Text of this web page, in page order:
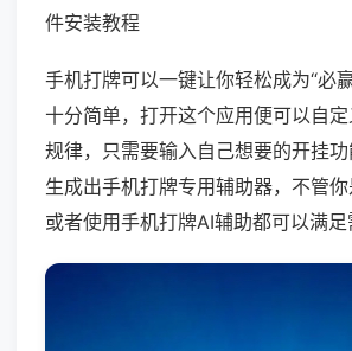
件安装教程
手机打牌可以一键让你轻松成为“必
十分简单，打开这个应用便可以自
规律，只需要输入自己想要的开挂
生成出手机打牌专用辅助器，不管
或者使用手机打牌AI辅助都可以满足